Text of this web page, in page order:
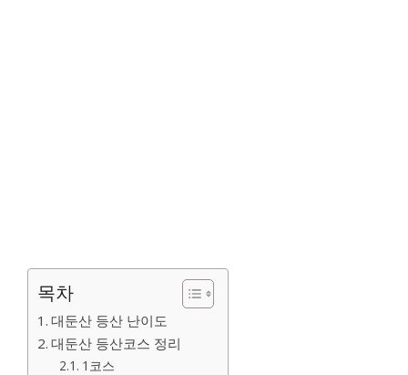
목차
대둔산 등산 난이도
대둔산 등산코스 정리
1코스